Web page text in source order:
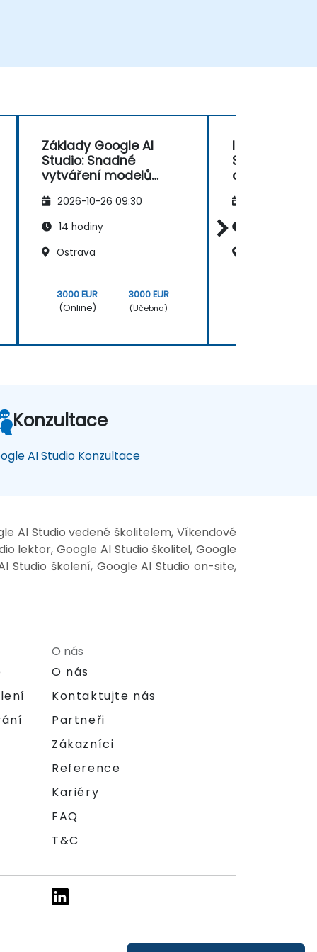
Základy Google AI
Studio: Snadné
vytváření modelů
2026-10-26 09:30
14 hodiny
Ostrava
3000 EUR
(Online)
3000 EUR
(Učebna)
Integrace
Studio s
aplikacemi
Konzultace
AI Studio Konzultace
AI Studio vedené školitelem, Víkendové
lektor, Google AI Studio školitel, Google
Studio školení, Google AI Studio on-site,
O nás
O nás
Kontaktujte nás
Partneři
Zákazníci
Reference
Kariéry
FAQ
T&C